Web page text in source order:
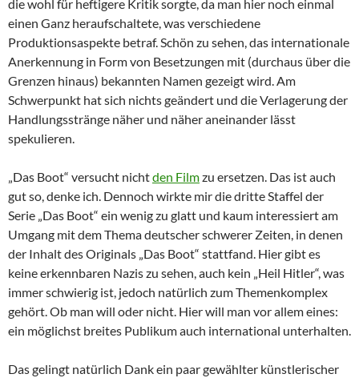
die wohl für heftigere Kritik sorgte, da man hier noch einmal
einen Ganz heraufschaltete, was verschiedene
Produktionsaspekte betraf. Schön zu sehen, das internationale
Anerkennung in Form von Besetzungen mit (durchaus über die
Grenzen hinaus) bekannten Namen gezeigt wird. Am
Schwerpunkt hat sich nichts geändert und die Verlagerung der
Handlungsstränge näher und näher aneinander lässt
spekulieren.
„Das Boot“ versucht nichtden Filmzu ersetzen. Das ist auch
gut so, denke ich. Dennoch wirkte mir die dritte Staffel der
Serie „Das Boot“ ein wenig zu glatt und kaum interessiert am
Umgang mit dem Thema deutscher schwerer Zeiten, in denen
der Inhalt des Originals „Das Boot“ stattfand. Hier gibt es
keine erkennbaren Nazis zu sehen, auch kein „Heil Hitler“, was
immer schwierig ist, jedoch natürlich zum Themenkomplex
gehört. Ob man will oder nicht. Hier will man vor allem eines:
ein möglichst breites Publikum auch international unterhalten.
Das gelingt natürlich Dank ein paar gewählter künstlerischer